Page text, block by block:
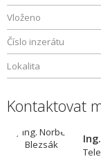
Vloženo
Číslo inzerátu
Lokalita
Kontaktovat